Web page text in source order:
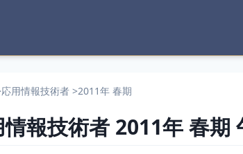
応用情報技術者 >2011年 春期
情報技術者 2011年 春期